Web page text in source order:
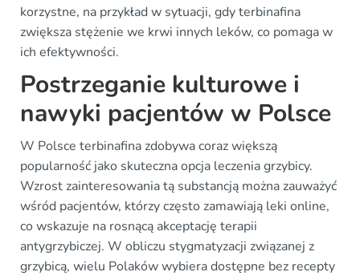
korzystne, na przykład w sytuacji, gdy terbinafina
zwiększa stężenie we krwi innych leków, co pomaga w
ich efektywności.
Postrzeganie kulturowe i
nawyki pacjentów w Polsce
W Polsce terbinafina zdobywa coraz większą
popularność jako skuteczna opcja leczenia grzybicy.
Wzrost zainteresowania tą substancją można zauważyć
wśród pacjentów, którzy często zamawiają leki online,
co wskazuje na rosnącą akceptację terapii
antygrzybiczej. W obliczu stygmatyzacji związanej z
grzybicą, wielu Polaków wybiera dostępne bez recepty